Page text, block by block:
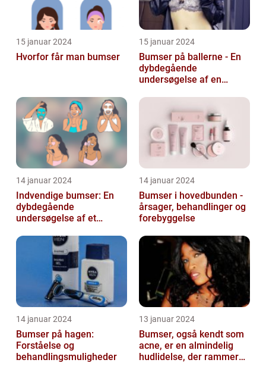
15 januar 2024
Hvorfor får man bumser
15 januar 2024
Bumser på ballerne - En
dybdegående
undersøgelse af en
14 januar 2024
Indvendige bumser: En
dybdegående
undersøgelse af et
frustrerende
skønhedsproblem
14 januar 2024
Bumser i hovedbunden -
årsager, behandlinger og
forebyggelse
14 januar 2024
Bumser på hagen:
Forståelse og
behandlingsmuligheder
13 januar 2024
Bumser, også kendt som
acne, er en almindelig
hudlidelse, der rammer